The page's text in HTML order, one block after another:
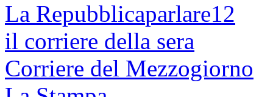
La Repubblica
il corriere della sera
Corriere del Mezzogiorno